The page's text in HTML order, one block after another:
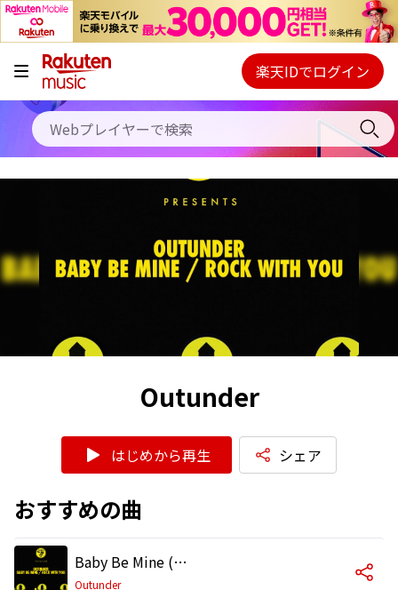
キャンペーン
料金プラン
使い方
Webプレイヤー
ご契約内容の確認・変更
楽天IDでログイン
Outunder
はじめから再生 シェア
おすすめの曲
Baby Be Mine (Original Mix)
Outunder